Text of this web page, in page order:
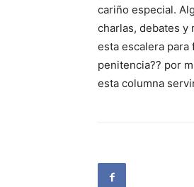
cariño especial.
charlas, debates y
esta escalera
penitencia?? por
esta columna